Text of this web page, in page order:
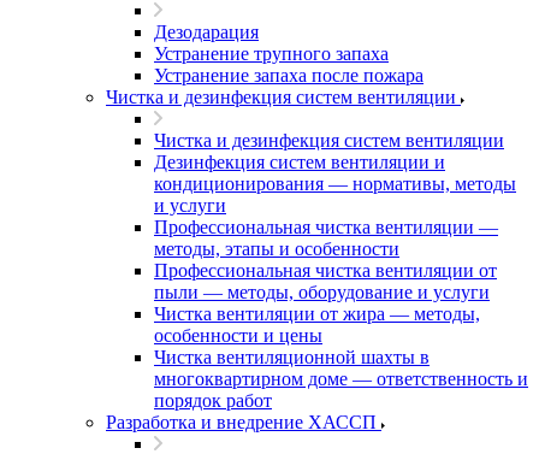
Дезодарация
Устранение трупного запаха
Устранение запаха после пожара
Чистка и дезинфекция систем вентиляции
Чистка и дезинфекция систем вентиляции
Дезинфекция систем вентиляции и
кондиционирования — нормативы, методы
и услуги
Профессиональная чистка вентиляции —
методы, этапы и особенности
Профессиональная чистка вентиляции от
пыли — методы, оборудование и услуги
Чистка вентиляции от жира — методы,
особенности и цены
Чистка вентиляционной шахты в
многоквартирном доме — ответственность и
порядок работ
Разработка и внедрение ХАССП